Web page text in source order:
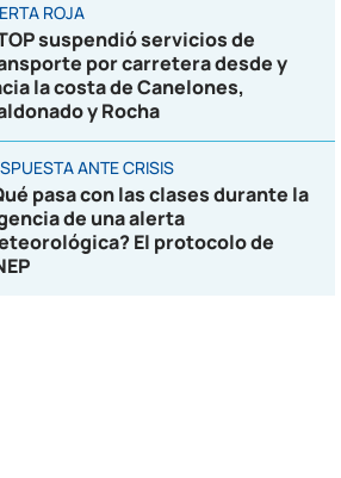
ROJA
suspendió servicios de
por carretera desde y
la costa de Canelones,
y Rocha
ANTE CRISIS
pasa con las clases durante la
de una alerta
El protocolo de